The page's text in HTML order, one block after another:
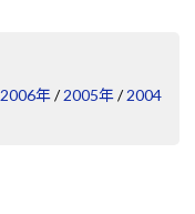
2006年/2005年/2004